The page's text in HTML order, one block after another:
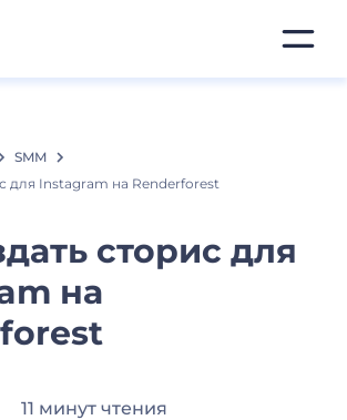
SMM
для Instagram на Renderforest
сторис для
на
11 минут чтения